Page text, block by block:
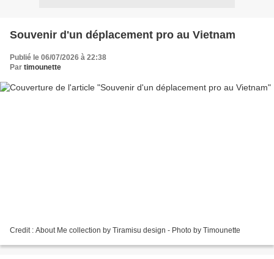
Souvenir d'un déplacement pro au Vietnam
Publié le 06/07/2026 à 22:38
Par timounette
Credit : About Me collection by Tiramisu design - Photo by Timounette